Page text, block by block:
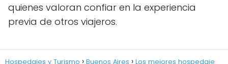
quienes valoran confiar en la experiencia
previa de otros viajeros.
Hospedajes y Turismo Buenos Aires Los mejores hospedaje